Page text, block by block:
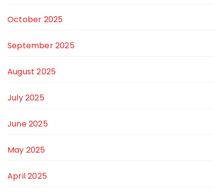
October 2025
September 2025
August 2025
July 2025
June 2025
May 2025
April 2025